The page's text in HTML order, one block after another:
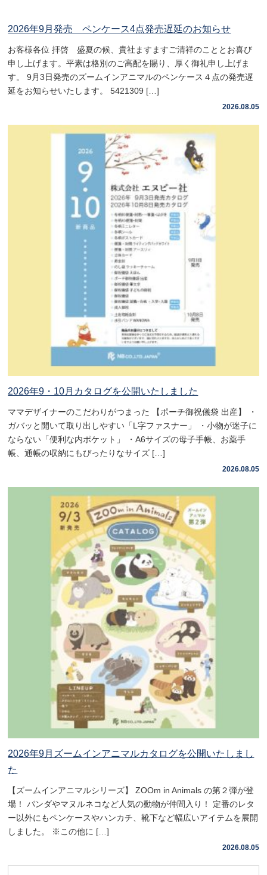
2026年9月発売 ペンケース4点発売遅延のお知らせ
お客様各位 拝啓 盛夏の候、貴社ますますご清祥のこととお喜び
申し上げます。平素は格別のご高配を賜り、厚く御礼申し上げま
す。 9月3日発売のズームインアニマルのペンケース４点の発売遅
延をお知らせいたします。 5421309 […]
2026.08.05
2026年9・10月カタログを公開いたしました
ママデザイナーのこだわりがつまった 【ポーチ御祝儀袋 出産】 ・
ガバッと開いて取り出しやすい「L字ファスナー」 ・小物が迷子に
ならない「便利な内ポケット」 ・A6サイズの母子手帳、お薬手
帳、通帳の収納にもぴったりなサイズ […]
2026.08.05
2026年9月ズームインアニマルカタログを公開いたしまし
た
【ズームインアニマルシリーズ】 ZOOm in Animals の第２弾が登
場！ パンダやマヌルネコなど人気の動物が仲間入り！ 定番のレタ
ー以外にもペンケースやハンカチ、靴下など幅広いアイテムを展開
しました。 ※この他に […]
2026.08.05